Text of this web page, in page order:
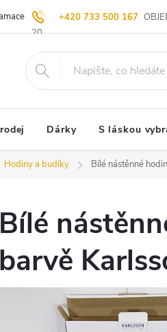
+420 733 500 167
20
| Vrácení zboží Blog 20
Dárky S láskou
Hodiny a budíky Bílé nástěnné
Bílé
barvě